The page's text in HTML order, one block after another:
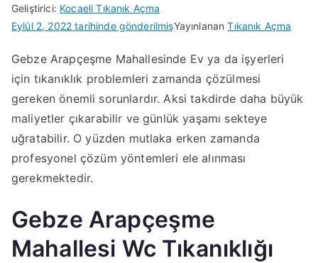
Geliştirici: Kocaeli Tıkanık Açma
Eylül 2, 2022 tarihinde gönderilmişYayınlananTıkanık Açma
Gebze Arapçeşme Mahallesinde Ev ya da işyerleri
için tıkanıklık problemleri zamanda çözülmesi
gereken önemli sorunlardır. Aksi takdirde daha büyük
maliyetler çıkarabilir ve günlük yaşamı sekteye
uğratabilir. O yüzden mutlaka erken zamanda
profesyonel çözüm yöntemleri ele alınması
gerekmektedir.
Gebze Arapçeşme
Mahallesi Wc Tıkanıklığı